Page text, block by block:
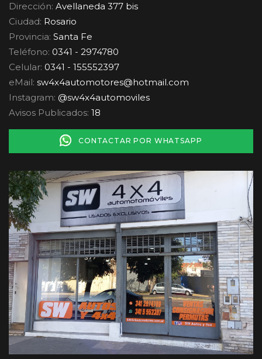
Dirección: Avellaneda 377 bis
Ciudad: Rosario
Provincia: Santa Fe
Teléfono: 0341 - 2974780
Celular: 0341 - 155552397
eMail: sw4x4automotores@hotmail.com
Instagram: @sw4x4automoviles
Avisos Publicados: 18
CONTACTAR POR WHATSAPP